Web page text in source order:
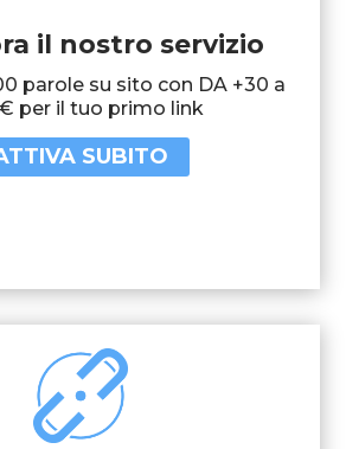
il nostro servizio
parole su sito con DA +30 a
per il tuo primo link
SUBITO